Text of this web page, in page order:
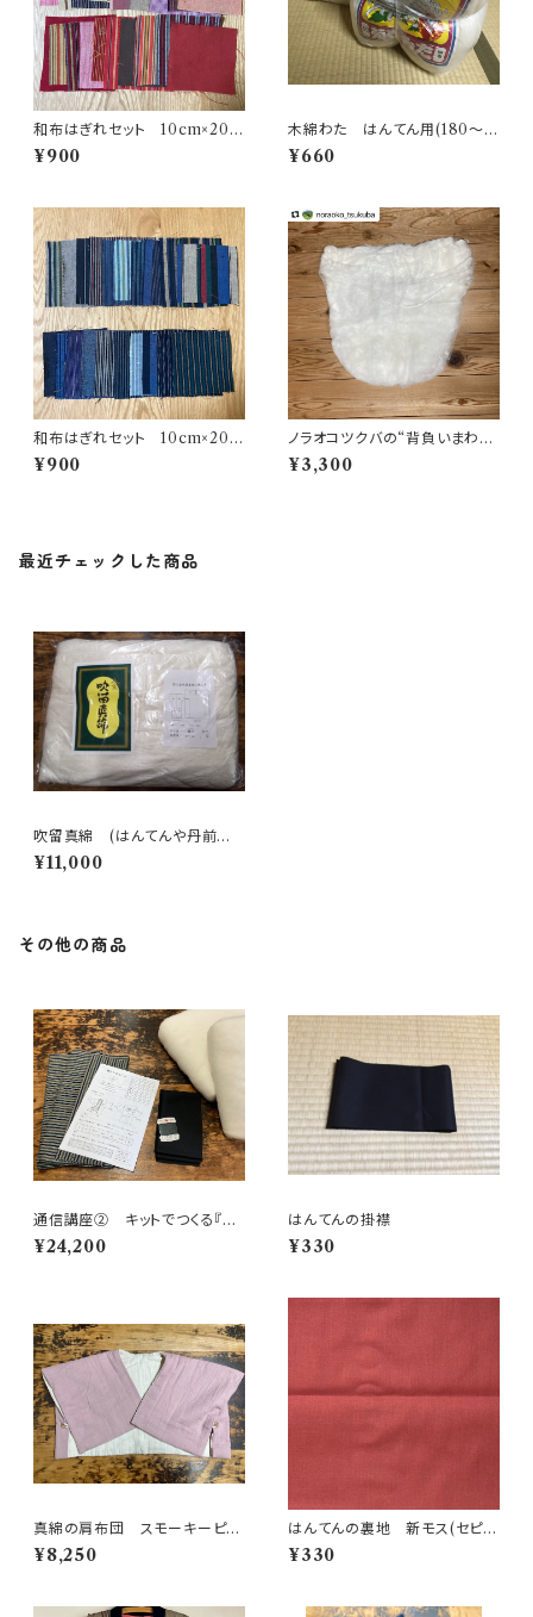
和布はぎれセット 10cm×20
枚 赤系
¥900
木綿わた はんてん用(180〜2
00g) ☆10枚以上用
¥660
和布はぎれセット 10cm×20
枚 紺系
¥900
ノラオコツクバの“背負いまわ
た”
¥3,300
最近チェックした商品
吹留真綿 (はんてんや丹前用
に)
¥11,000
その他の商品
通信講座② キットでつくる『基
本の綿入れはんてん』Mサイ
ズ 動画配信付き
¥24,200
はんてんの掛襟
¥330
真綿の肩布団 スモーキーピン
ク
¥8,250
はんてんの裏地 新モス(セピ
ア)
¥330